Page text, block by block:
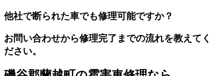
他社で断られた車でも修理可能ですか？
お問い合わせから修理完了までの流れを教えてく
ださい。